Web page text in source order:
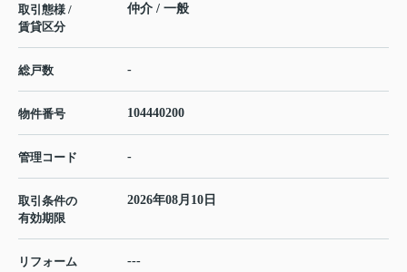
取引態様 /
賃貸区分
仲介 / 一般
総戸数 -
物件番号 104440200
管理コード -
取引条件の
有効期限
2026年08月10日
リフォーム ---